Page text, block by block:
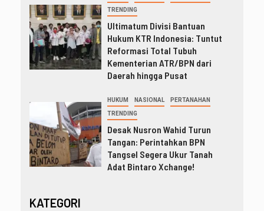
TRENDING
Ultimatum Divisi Bantuan
Hukum KTR Indonesia: Tuntut
Reformasi Total Tubuh
Kementerian ATR/BPN dari
Daerah hingga Pusat
HUKUM NASIONAL PERTANAHAN
TRENDING
Desak Nusron Wahid Turun
Tangan: Perintahkan BPN
Tangsel Segera Ukur Tanah
Adat Bintaro Xchange!
KATEGORI